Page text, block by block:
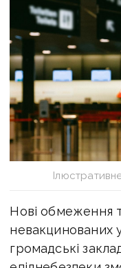
Нові обмеження
невакцинованих
громадські